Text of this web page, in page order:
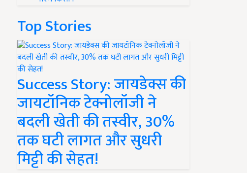
Top Stories
Success Story: जायडेक्स की
जायटॉनिक टेक्नोलॉजी ने
बदली खेती की तस्वीर, 30%
तक घटी लागत और सुधरी
मिट्टी की सेहत!